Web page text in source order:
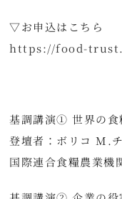
▽お申込はこちら
https://food-
基調講演① 世界の食
登壇者：ボリコ M.
国際連合食糧農業